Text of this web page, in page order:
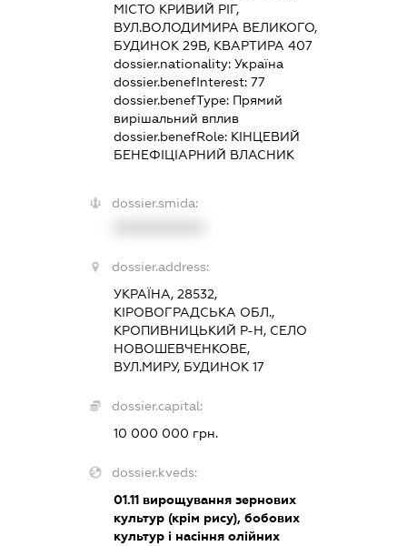
МІСТО КРИВИЙ РІГ,
ВУЛ.ВОЛОДИМИРА ВЕЛИКОГО,
БУДИНОК 29В, КВАРТИРА 407
dossier.nationality: Україна
dossier.benefInterest: 77
dossier.benefType: Прямий
вирішальний вплив
dossier.benefRole: КІНЦЕВИЙ
БЕНЕФІЦІАРНИЙ ВЛАСНИК
dossier.smida:
dossier.address:
УКРАЇНА, 28532,
КІРОВОГРАДСЬКА ОБЛ.,
КРОПИВНИЦЬКИЙ Р-Н, СЕЛО
НОВОШЕВЧЕНКОВЕ,
ВУЛ.МИРУ, БУДИНОК 17
dossier.capital:
10 000 000 грн.
dossier.kveds:
01.11вирощування зернових
культур (крім рису), бобових
культур і насіння олійних